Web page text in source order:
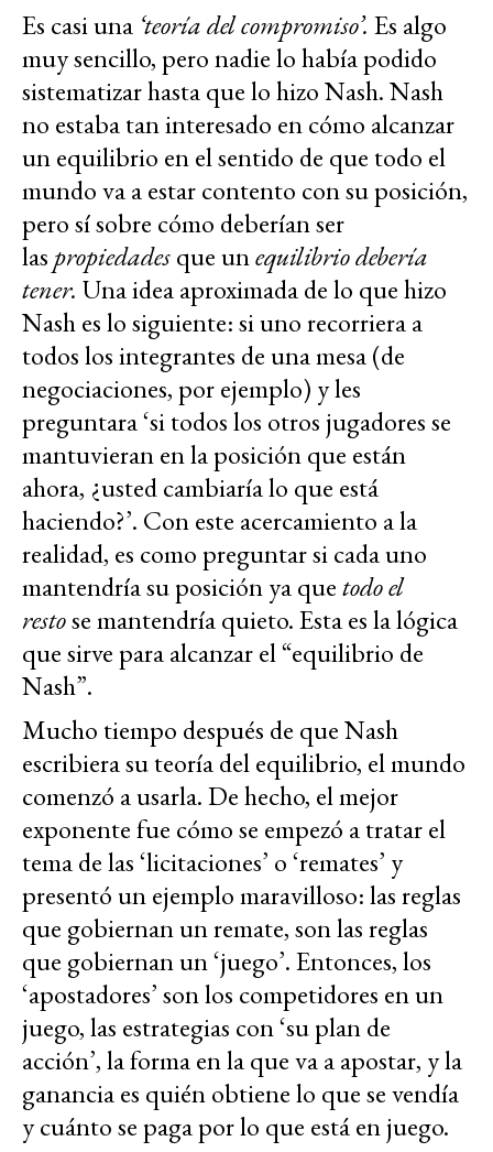
Es casi una ‘teoría del compromiso’. Es algo
muy sencillo, pero nadie lo había podido
sistematizar hasta que lo hizo Nash. Nash
no estaba tan interesado en cómo alcanzar
un equilibrio en el sentido de que todo el
mundo va a estar contento con su posición,
pero sí sobre cómo deberían ser
laspropiedadesque unequilibrio debería
tener. Una idea aproximada de lo que hizo
Nash es lo siguiente: si uno recorriera a
todos los integrantes de una mesa (de
negociaciones, por ejemplo) y les
preguntara ‘si todos los otros jugadores se
mantuvieran en la posición que están
ahora, ¿usted cambiaría lo que está
haciendo?’. Con este acercamiento a la
realidad, es como preguntar si cada uno
mantendría su posición ya quetodo el
restose mantendría quieto. Esta es la lógica
que sirve para alcanzar el “equilibrio de
Nash”.
Mucho tiempo después de que Nash
escribiera su teoría del equilibrio, el mundo
comenzó a usarla. De hecho, el mejor
exponente fue cómo se empezó a tratar el
tema de las ‘licitaciones’ o ‘remates’ y
presentó un ejemplo maravilloso: las reglas
que gobiernan un remate, son las reglas
que gobiernan un ‘juego’. Entonces, los
‘apostadores’ son los competidores en un
juego, las estrategias con ‘su plan de
acción’, la forma en la que va a apostar, y la
ganancia es quién obtiene lo que se vendía
y cuánto se paga por lo que está en juego.